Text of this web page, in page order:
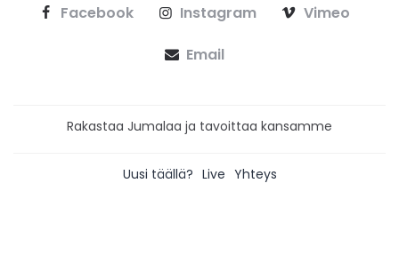
Facebook Instagram Vimeo
Email
Rakastaa Jumalaa ja tavoittaa kansamme
Uusi täällä? Live Yhteys